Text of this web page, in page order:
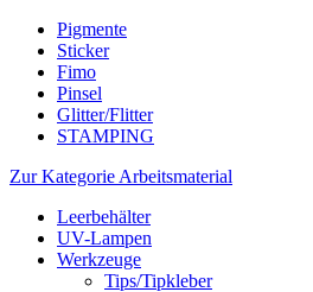
Pigmente
Sticker
Fimo
Pinsel
Glitter/Flitter
STAMPING
Zur Kategorie Arbeitsmaterial
Leerbehälter
UV-Lampen
Werkzeuge
Tips/Tipkleber